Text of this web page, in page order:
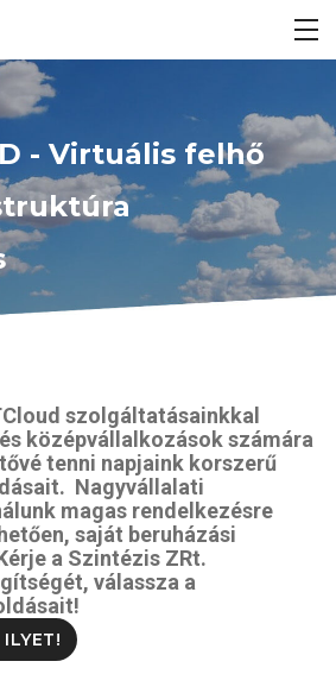
- Virtuális felhő
szolgáltatásainkkal
középvállalkozások számára
tenni napjaink korszerű
Nagyvállalati
magas rendelkezésre
saját beruházási
a Szintézis ZRt.
válassza a